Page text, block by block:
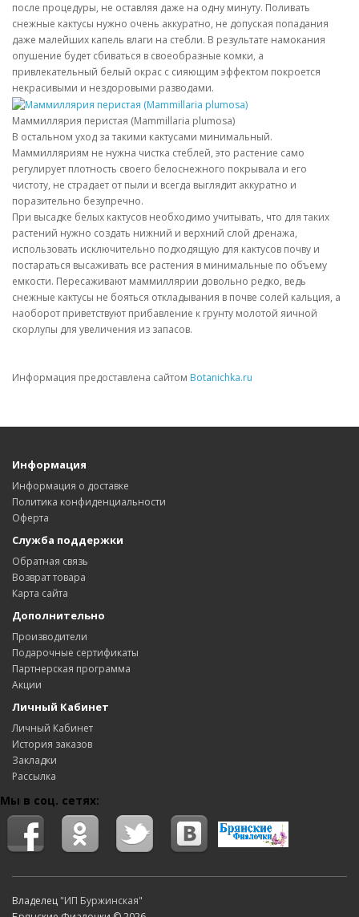
после процедуры, не оставляя даже на одну минуту. Поливать
снежные кактусы нужно очень аккуратно, не допуская попадания
даже малейших капель влаги на стебли. В результате намокания
опушение будет сбиваться в своеобразные комки, а
привлекательный белый окрас с сияющим эффектом покроется
некрасивыми и нездоровыми разводами.
Маммиллярия перистая (Mammillaria plumosa)
В остальном уход за такими кактусами минимальный.
Маммилляриям не нужна чистка стеблей, это растение само
регулирует плотность своего белоснежного покрывала и его
чистоту, не страдает от пыли и всегда выглядит аккуратно и
поразительно безупречно.
При высадке белых кактусов необходимо учитывать, что для таких
растений нужно создать нижний и верхний слой дренажа,
использовать исключительно подходящую для кактусов почву и
постараться высаживать все растения в минимальные по объему
емкости. Пересаживают маммиллярии довольно редко, ведь
снежные кактусы не бояться откладывания в почве солей кальция, а
наоборот приветствуют прибавление к грунту молотой яичной
скорлупы для увеличения из запасов.
Информация предоставлена сайтом Botanichka.ru
Информация
Информация о доставке
Политика конфиденциальности
Оферта
Служба поддержки
Обратная связь
Возврат товара
Карта сайта
Дополнительно
Производители
Подарочные сертификаты
Партнерская программа
Акции
Личный Кабинет
Личный Кабинет
История заказов
Закладки
Рассылка
Мы в соц. сетях:
Владелец "ИП Буржинская"